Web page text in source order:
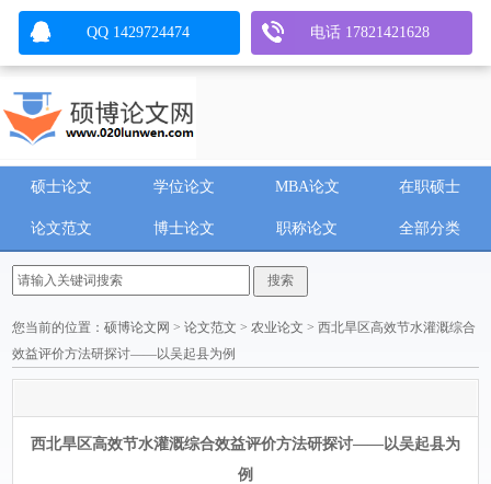
硕士论文 学位论文 MBA论文 在职硕士
论文范文 博士论文 职称论文 全部分类
您当前的位置：硕博论文网 >论文范文 > 农业论文 > 西北旱区高效节水灌溉综合
效益评价方法研探讨——以吴起县为例
西北旱区高效节水灌溉综合效益评价方法研探讨——以吴起县为
例
QQ 1429724474 电话 17821421628